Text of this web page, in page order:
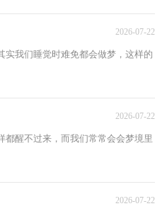
2026-07-22
实我们睡觉时难免都会做梦，这样的
2026-07-22
醒不过来，而我们常常会会梦境里
2026-07-22